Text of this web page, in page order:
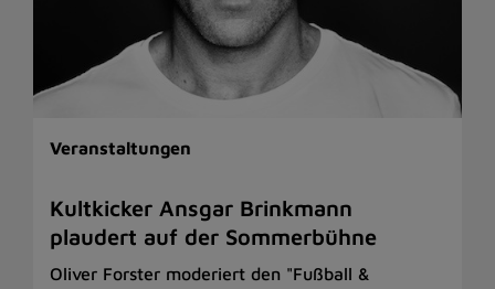
Veranstaltungen
Kultkicker Ansgar Brinkmann
plaudert auf der Sommerbühne
Oliver Forster moderiert den "Fußball &